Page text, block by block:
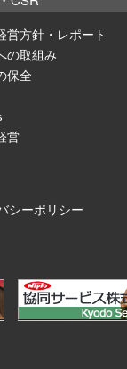
営方針・レポート
の取組み
保全
営
シーポリシー